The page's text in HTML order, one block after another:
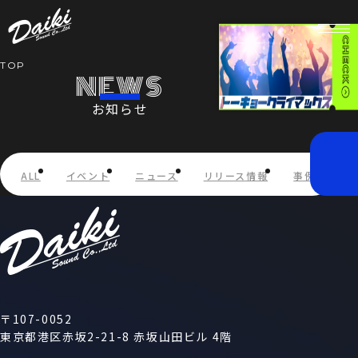
NEWS
SERVICE
COMPANY
STORE
TOP
NEWS
お知らせ
ALL イベント ニュース リリース情報 事例紹介
〒107-0052
東京都港区赤坂2-21-8 赤坂山田ビル 4階